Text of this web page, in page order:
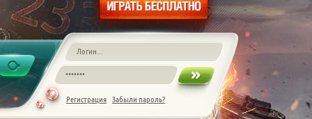
Регистрация Забыли пароль?